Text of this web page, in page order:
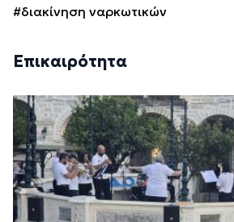
#διακίνηση ναρκωτικών
Επικαιρότητα